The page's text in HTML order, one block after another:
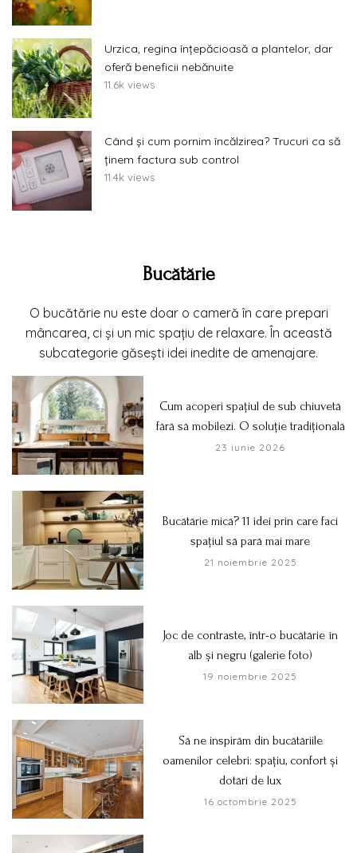
Urzica, regina înțepăcioasă a plantelor, dar
oferă beneficii nebănuite
11.6k views
Când și cum pornim încălzirea? Trucuri ca să
ținem factura sub control
11.4k views
Bucătărie
O bucătărie nu este doar o cameră în care prepari
mâncarea, ci și un mic spațiu de relaxare. În această
subcategorie găsești idei inedite de amenajare.
Cum acoperi spațiul de sub chiuvetă
fără să mobilezi. O soluție tradițională
23 iunie 2026
Bucătărie mică? 11 idei prin care faci
spațiul să pară mai mare
21 noiembrie 2025
Joc de contraste, într-o bucătărie în
alb și negru (galerie foto)
19 noiembrie 2025
Să ne inspirăm din bucătăriile
oamenilor celebri: spațiu, confort și
dotări de lux
16 octombrie 2025